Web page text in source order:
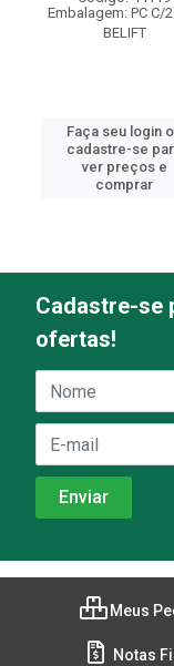
Embalagem: PC C/
BELIFT
Faça seu login
cadastre-se
ver preços e
comprar
Cadastre-se
ofertas!
Meus
Notas